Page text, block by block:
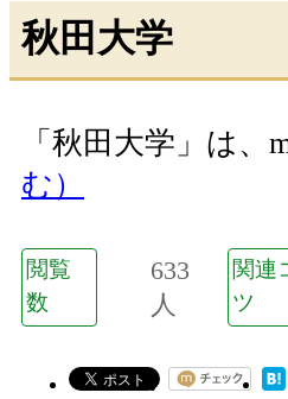
秋田大学
「秋田大学」は、
む）
閲覧
数
633
人
関連
ツ